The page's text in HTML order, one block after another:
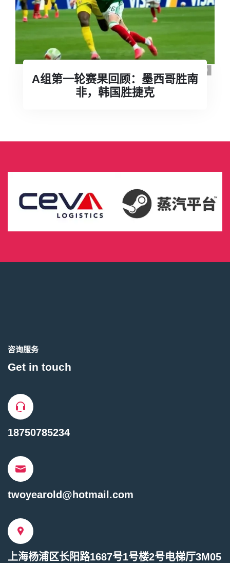
咨询服务
Get in touch
18750785234
twoyearold@hotmail.com
上海杨浦区长阳路1687号1号楼2号电梯厅3M05